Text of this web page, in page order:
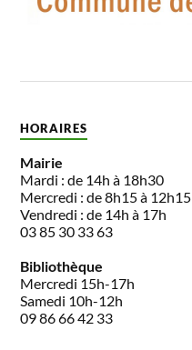
HORAIRES
Mairie
Mardi : de 14h à 18h30
Mercredi : de 8h15 à 12h15
Vendredi : de 14h à 17h
03 85 30 33 63
Bibliothèque
Mercredi 15h-17h
Samedi 10h-12h
09 86 66 42 33